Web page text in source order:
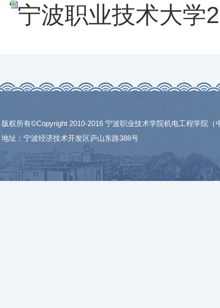
宁波职业技术大学
版权所有©Copyright 2010-2016 宁波职业技术学院机电工程学院（
地址：宁波经济技术开发区庐山东路388号